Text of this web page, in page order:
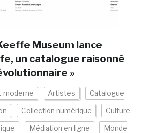
Museum lance
un catalogue raisonné
»
moderne Artistes Catalogue
Collection numérique Culture
Médiation en ligne Monde